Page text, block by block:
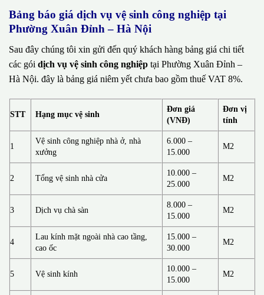
Bảng báo giá dịch vụ vệ sinh công nghiệp tại
Phường Xuân Đỉnh – Hà Nội
Sau đây chúng tôi xin gửi đến quý khách hàng bảng giá chi tiết
các gói dịch vụ vệ sinh công nghiệp tại Phường Xuân Đỉnh –
Hà Nội. đây là bảng giá niêm yết chưa bao gồm thuế VAT 8%.
STT Hạng mục vệ sinh
Đơn giá
(VNĐ)
Đơn vị
tính
1
Vệ sinh công nghiệp nhà ở, nhà
xưởng
6.000 –
15.000
M2
2 Tổng vệ sinh nhà cửa
10.000 –
25.000
M2
3 Dịch vụ chà sàn
8.000 –
15.000
M2
4
Lau kính mặt ngoài nhà cao tầng,
cao ốc
15.000 –
30.000
M2
5 Vệ sinh kính
10.000 –
15.000
M2